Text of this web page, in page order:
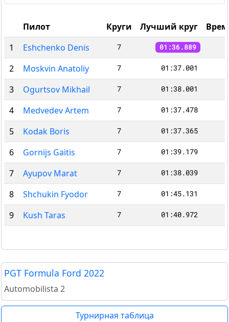
Пилот Круги Лучший круг
1
Eshchenko Denis 7 01:36.889
2 Moskvin Anatoliy 7 01:37.001
3 Ogurtsov Mikhail 7 01:38.001
4 Medvedev Artem 7 01:37.478
5 Kodak Boris 7 01:37.365
6 Gornijs Gaitis 7 01:39.179
7 Ayupov Marat 7 01:38.039
8 Shchukin Fyodor 7 01:45.131
9 Kush Taras 7 01:40.972
PGT Formula Ford 2022
Automobilista 2
Турнирная таблица